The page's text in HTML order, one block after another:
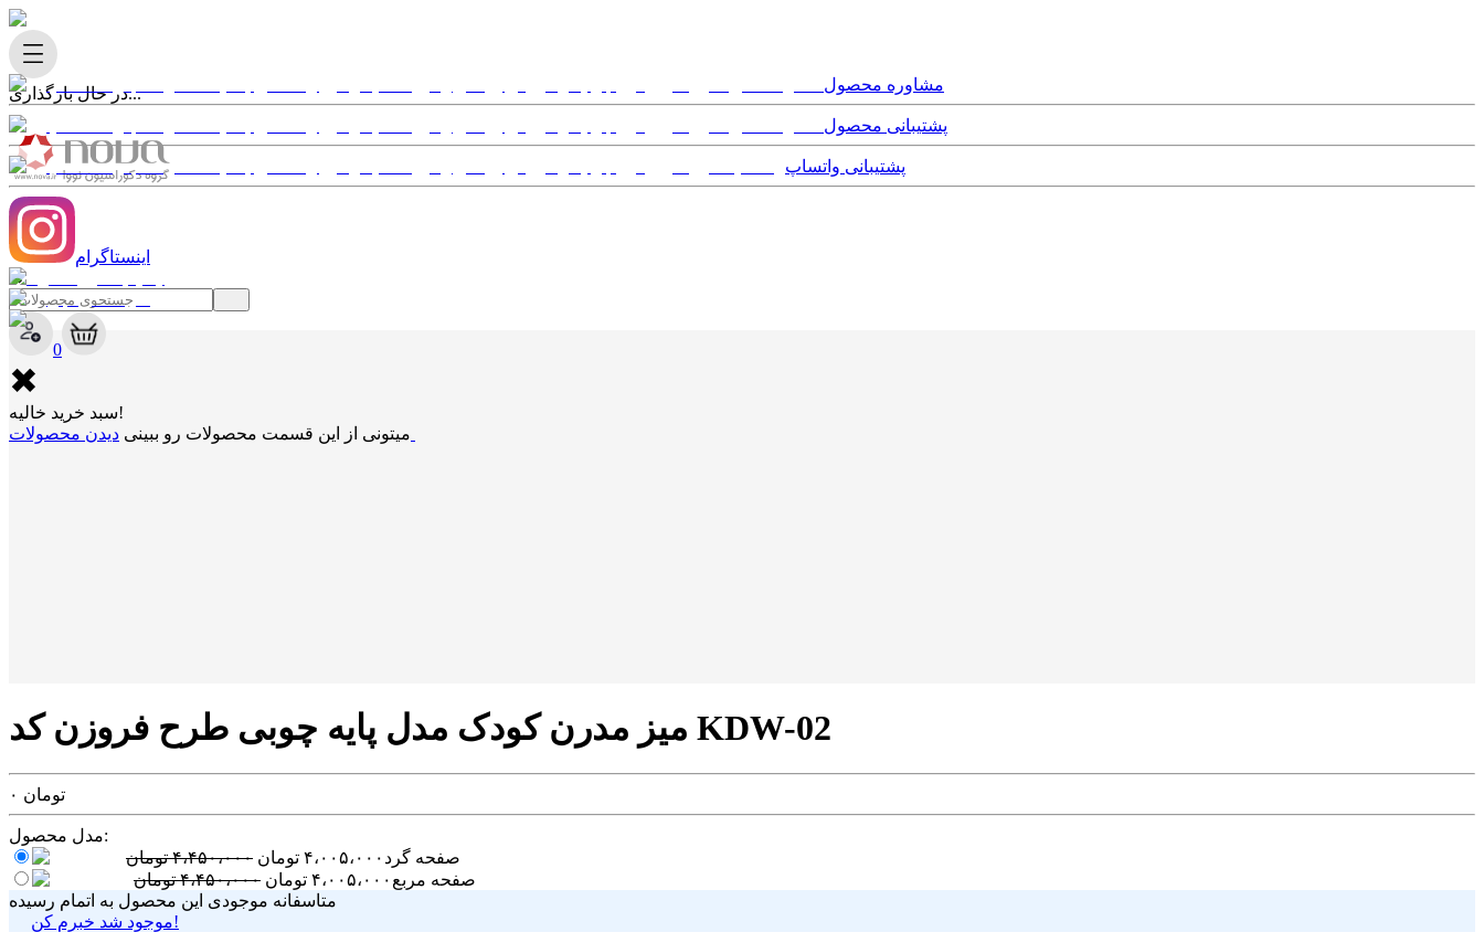
در حال بارگذاری...
✖
0
✖
سبد خرید خالیه!
میتونی از این قسمت محصولات رو ببینی
مشاوره محصول
پشتیبانی محصول
پشتیبانی واتساپ
اینستاگرام
میز مدرن کودک مدل پایه چوبی طرح فروزن کد KDW-02
۰ تومان
مدل محصول:
صفحه گرد ۴،۰۰۵،۰۰۰ تومان ۴،۴۵۰،۰۰۰تومان
صفحه مربع ۴،۰۰۵،۰۰۰ تومان ۴،۴۵۰،۰۰۰تومان
متاسفانه موجودی این محصول به اتمام رسیده
موجود شد خبرم کن!